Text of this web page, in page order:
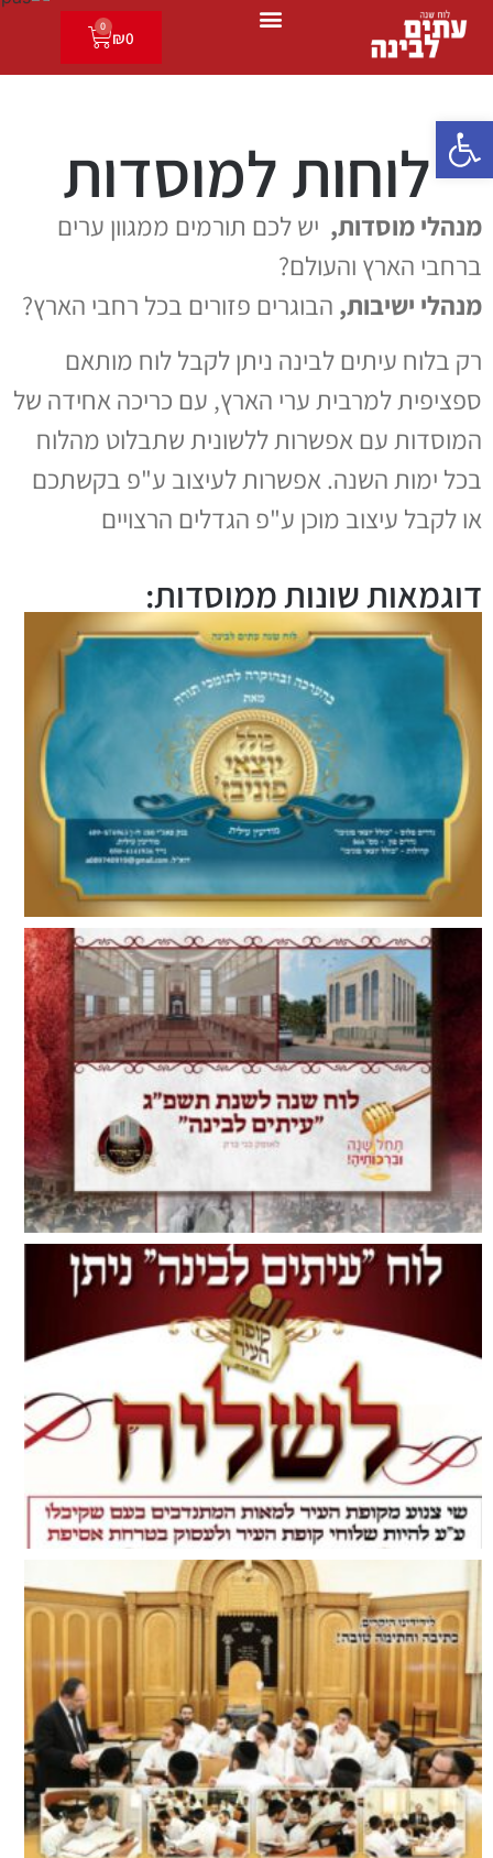
פתח סרגל נגישות
₪0
0
לוחות למוסדות
מנהלי מוסדות, יש לכם תורמים ממגוון ערים
ברחבי הארץ והעולם?
מנהלי ישיבות, הבוגרים פזורים בכל רחבי הארץ?
רק בלוח עיתים לבינה ניתן לקבל לוח מותאם
ספציפית למרבית ערי הארץ, עם כריכה אחידה של
המוסדות עם אפשרות ללשונית שתבלוט מהלוח
בכל ימות השנה. אפשרות לעיצוב ע"פ בקשתכם
או לקבל עיצוב מוכן ע"פ הגדלים הרצויים
דוגמאות שונות ממוסדות: